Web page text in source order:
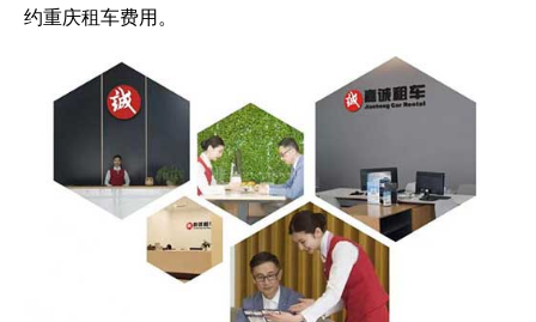
约重庆租车费用。